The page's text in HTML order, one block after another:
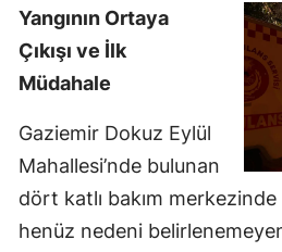
Yangının Ortaya
Çıkışı ve İlk
Müdahale
Gaziemir Dokuz Eylül
Mahallesi’nde bulunan
dört katlı bakım
henüz nedeni